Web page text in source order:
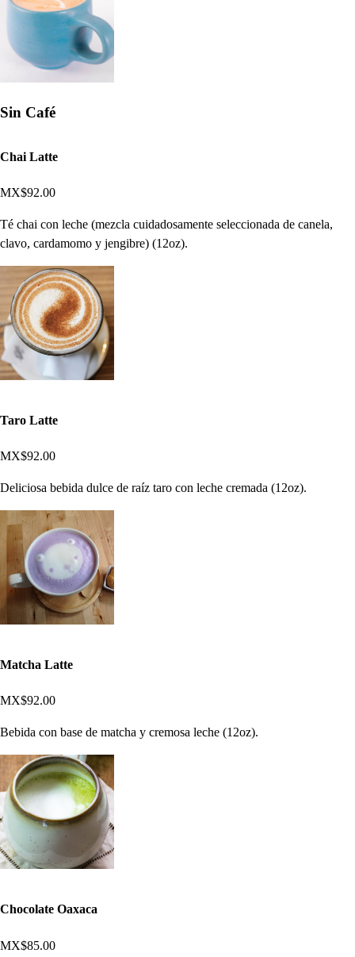
Sin Café
Chai Latte
MX$92.00
Té chai con leche (mezcla cuidadosamente seleccionada de canela,
clavo, cardamomo y jengibre) (12oz).
Taro Latte
MX$92.00
Deliciosa bebida dulce de raíz taro con leche cremada (12oz).
Matcha Latte
MX$92.00
Bebida con base de matcha y cremosa leche (12oz).
Chocolate Oaxaca
MX$85.00